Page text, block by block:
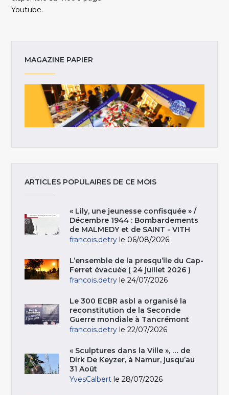
Youtube.
MAGAZINE PAPIER
ARTICLES POPULAIRES DE CE MOIS
« Lily, une jeunesse confisquée » /
Décembre 1944 : Bombardements
de MALMEDY et de SAINT - VITH
francois.detry le 06/08/2026
L’ensemble de la presqu’île du Cap-
Ferret évacuée ( 24 juillet 2026 )
francois.detry le 24/07/2026
Le 300 ECBR asbl a organisé la
reconstitution de la Seconde
Guerre mondiale à Tancrémont
francois.detry le 22/07/2026
« Sculptures dans la Ville », … de
Dirk De Keyzer, à Namur, jusqu’au
31 Août
YvesCalbert le 28/07/2026